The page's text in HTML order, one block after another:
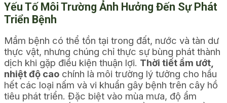
Yếu Tố Môi Trường Ảnh Hưởng Đến Sự Phát
Triển Bệnh
Mầm bệnh có thể tồn tại trong đất, nước và tàn dư
thực vật, nhưng chúng chỉ thực sự bùng phát thành
dịch khi gặp điều kiện thuận lợi. Thời tiết ẩm ướt,
nhiệt độ cao chính là môi trường lý tưởng cho hầu
hết các loại nấm và vi khuẩn gây bệnh trên cây hồ
tiêu phát triển. Đặc biệt vào mùa mưa, độ ẩm